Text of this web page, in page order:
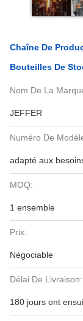
Chaîne De
Bouteilles De
Nom De La
JEFFER
Numéro De
adapté aux
MOQ:
1 ensemble
Prix:
Négociable
Délai De Livraison:
180 jours ont